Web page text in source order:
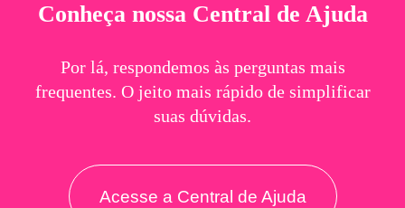
Conheça nossa Central de Ajuda
Por lá, respondemos às perguntas mais
frequentes. O jeito mais rápido de simplificar
suas dúvidas.
Acesse a Central de Ajuda